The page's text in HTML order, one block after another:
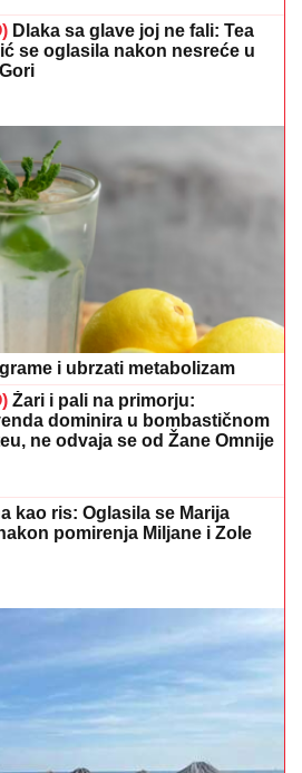
Dlaka sa glave joj ne fali: Tea
se oglasila nakon nesreće u
i ubrzati metabolizam
Žari i pali na primorju:
dominira u bombastičnom
ne odvaja se od Žane Omnije
kao ris: Oglasila se Marija
pomirenja Miljane i Zole